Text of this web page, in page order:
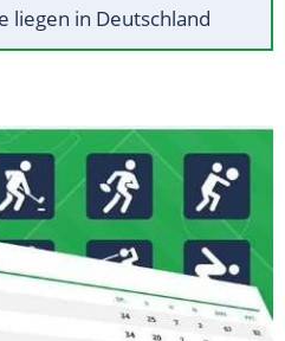
liegen in Deutschland